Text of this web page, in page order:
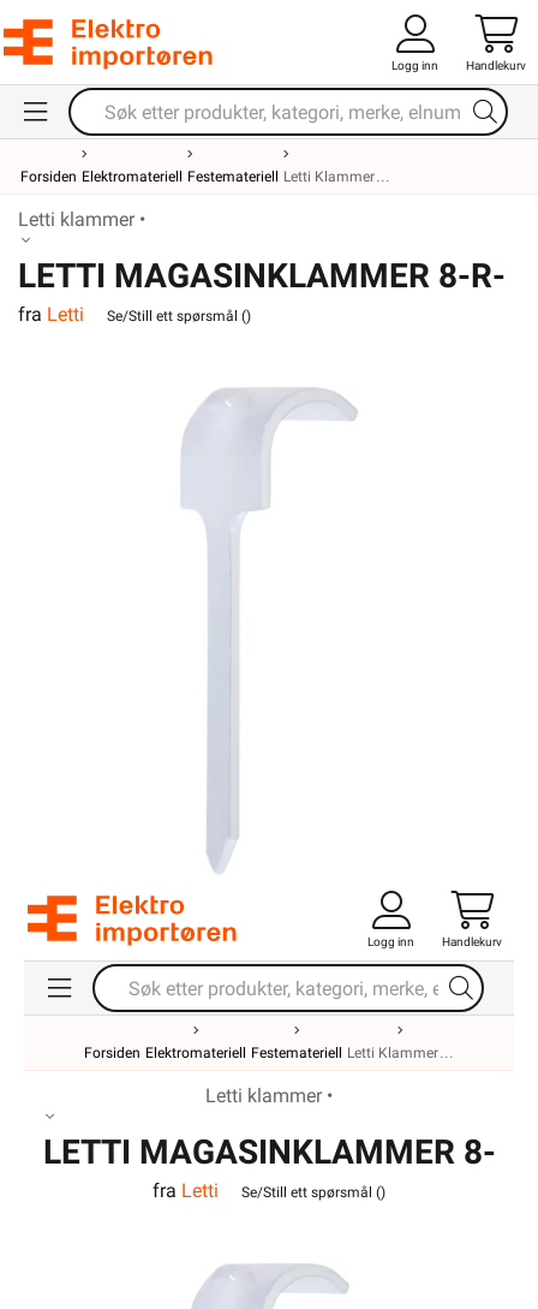
Logg inn Handlekurv
Forsiden Elektromateriell Festemateriell Letti Klammer
Letti klammer •
LETTI MAGASINKLAMMER 8-R-
25 PH MK PR3X1,5
fra Letti Se/Still ett spørsmål ()
Logg inn Handlekurv
Forsiden Elektromateriell Festemateriell Letti Klammer
Letti klammer •
LETTI MAGASINKLAMMER 8-
R-25 PH MK PR3X1,5
fra Letti Se/Still ett spørsmål ()